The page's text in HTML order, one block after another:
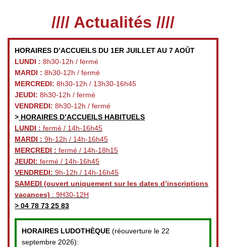
//// Actualités ////
HORAIRES D’ACCUEILS DU 1ER JUILLET AU 7 AOÛT
LUNDI : 8h30-12h / fermé
MARDI : 8h30-12h / fermé
MERCREDI: 8h30-12h / 13h30-16h45
JEUDI: 8h30-12h / fermé
VENDREDI: 8h30-12h / fermé
> HORAIRES D’ACCUEILS HABITUELS
LUNDI : fermé / 14h-16h45
MARDI : 9h-12h / 14h-16h45
MERCREDI : fermé / 14h-18h15
JEUDI: fermé / 14h-16h45
VENDREDI: 9h-12h / 14h-16h45
SAMEDI (ouvert uniquement sur les dates d’inscriptions
vacances) : 9H30-12H
> 04 78 73 25 83
HORAIRES LUDOTHÈQUE (réouverture le 22
septembre 2026):